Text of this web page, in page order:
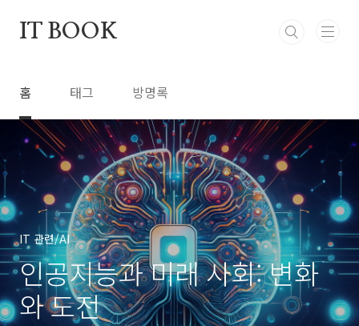
IT BOOK
홈 태그 방명록
IT 관련/AI
인공지능과 미래 사회: 변화
와 도전